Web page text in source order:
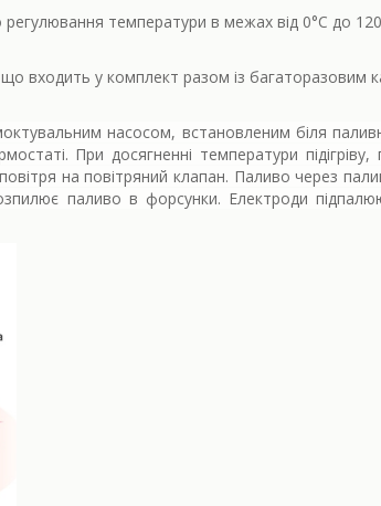
температури в межах від 0°C до
входить у комплект разом із
насосом, встановленим біля
При досягненні температури підігріву,
на повітряний клапан. Паливо через
паливо в форсунки. Електроди